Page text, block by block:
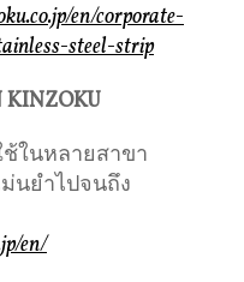
en/corporate-
steel-strip
KINZOKU
ในหลายสาขา
นยำไปจนถึง
en/